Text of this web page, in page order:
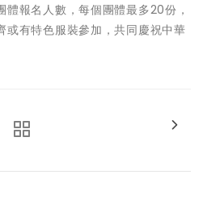
報名人數，每個團體最多20份，
或有特色服裝參加，共同慶祝中華